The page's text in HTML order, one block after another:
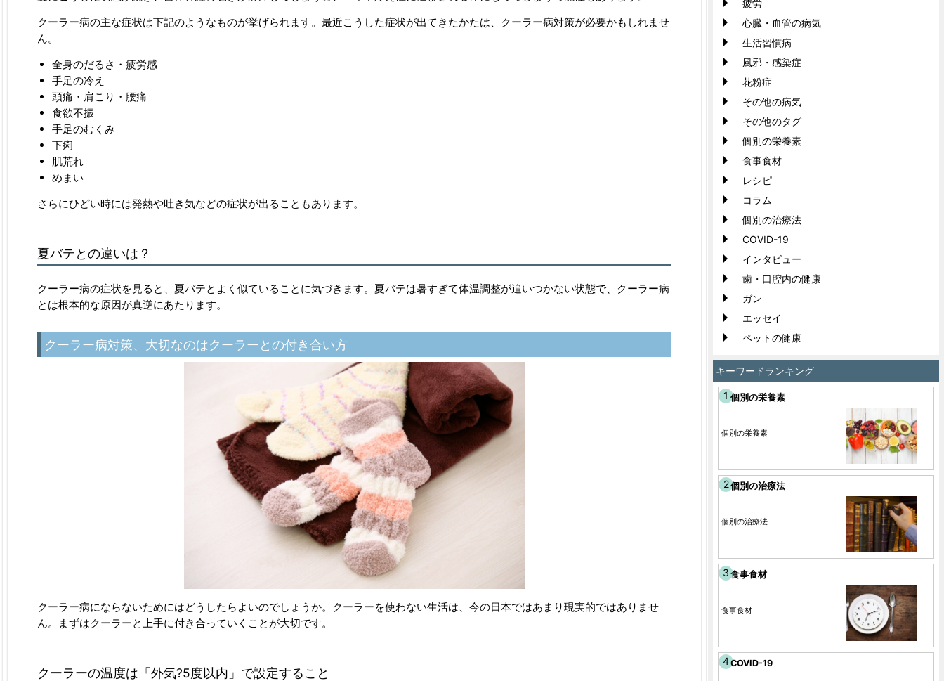
クーラー病の主な症状は下記のようなものが挙げられます。最近こうした症状が出てきたかたは、クーラー病対策が必要かもしれませ
ん。
全身のだるさ・疲労感
手足の冷え
頭痛・肩こり・腰痛
食欲不振
手足のむくみ
下痢
肌荒れ
めまい
さらにひどい時には発熱や吐き気などの症状が出ることもあります。
夏バテとの違いは？
クーラー病の症状を見ると、夏バテとよく似ていることに気づきます。夏バテは暑すぎて体温調整が追いつかない状態で、クーラー病
とは根本的な原因が真逆にあたります。
クーラー病対策、大切なのはクーラーとの付き合い方
クーラー病にならないためにはどうしたらよいのでしょうか。クーラーを使わない生活は、今の日本ではあまり現実的ではありませ
ん。まずはクーラーと上手に付き合っていくことが大切です。
クーラーの温度は「外気?5度以内」で設定すること
疲労
心臓・血管の病気
生活習慣病
風邪・感染症
花粉症
その他の病気
その他のタグ
個別の栄養素
食事食材
レシピ
コラム
個別の治療法
COVID-19
インタビュー
歯・口腔内の健康
ガン
エッセイ
ペットの健康
キーワードランキング
個別の栄養素
個別の栄養素
個別の治療法
個別の治療法
食事食材
食事食材
COVID-19